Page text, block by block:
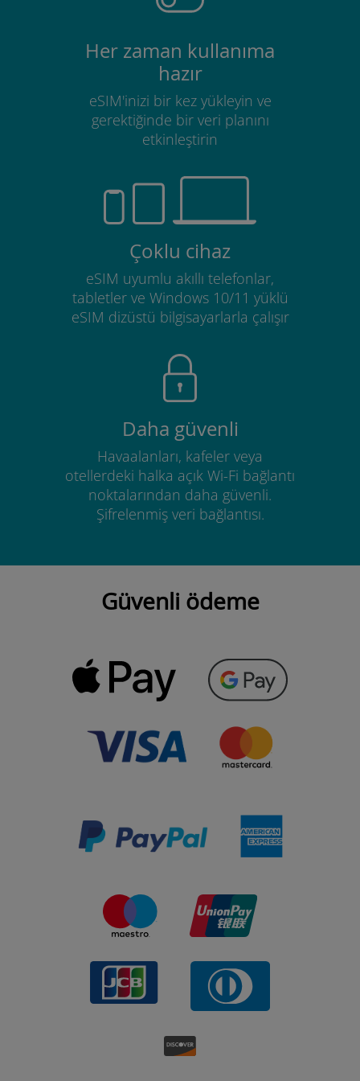
Her zaman kullanıma
hazır
eSIM'inizi bir kez yükleyin ve
gerektiğinde bir veri planını
etkinleştirin
Çoklu cihaz
eSIM uyumlu akıllı telefonlar,
tabletler ve Windows 10/11 yüklü
eSIM dizüstü bilgisayarlarla çalışır
Daha güvenli
Havaalanları, kafeler veya
otellerdeki halka açık Wi-Fi bağlantı
noktalarından daha güvenli.
Şifrelenmiş veri bağlantısı.
Güvenli ödeme